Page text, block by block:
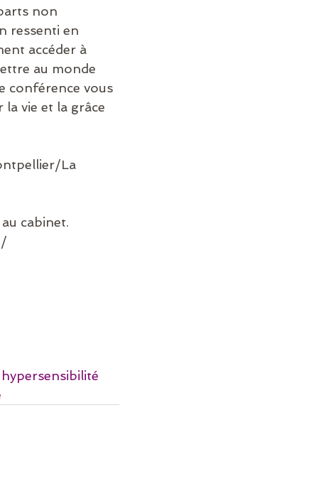
non
ressenti en
accéder à
au monde
conférence vous
vie et la grâce
La
cabinet.